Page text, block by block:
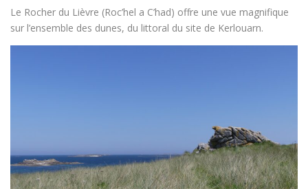
Le Rocher du Lièvre (Roc’hel a C’had) offre une vue magnifique
sur l’ensemble des dunes, du littoral du site de Kerlouarn.